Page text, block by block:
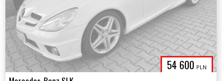
54 600 PLN